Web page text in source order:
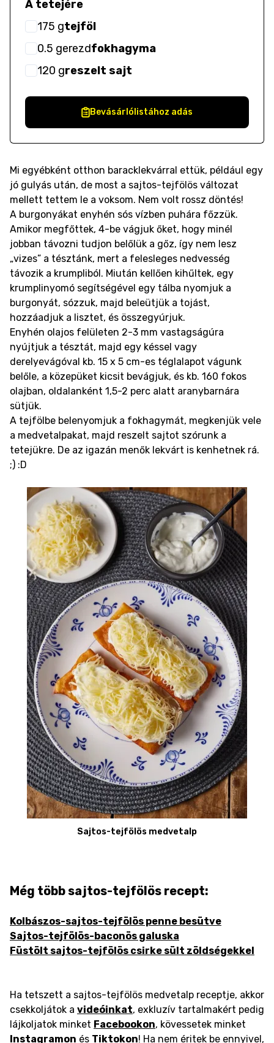
A tetejére
175 gtejföl
0.5 gerezdfokhagyma
120 greszelt sajt
Bevásárlólistához adás
Mi egyébként otthon baracklekvárral ettük, például egy
jó gulyás után, de most a sajtos-tejfölös változat
mellett tettem le a voksom. Nem volt rossz döntés!
A burgonyákat enyhén sós vízben puhára főzzük.
Amikor megfőttek, 4-be vágjuk őket, hogy minél
jobban távozni tudjon belőlük a gőz, így nem lesz
„vizes” a tésztánk, mert a felesleges nedvesség
távozik a krumpliból. Miután kellően kihűltek, egy
krumplinyomó segítségével egy tálba nyomjuk a
burgonyát, sózzuk, majd beleütjük a tojást,
hozzáadjuk a lisztet, és összegyúrjuk.
Enyhén olajos felületen 2-3 mm vastagságúra
nyújtjuk a tésztát, majd egy késsel vagy
derelyevágóval kb. 15 x 5 cm-es téglalapot vágunk
belőle, a közepüket kicsit bevágjuk, és kb. 160 fokos
olajban, oldalanként 1,5-2 perc alatt aranybarnára
sütjük.
A tejfölbe belenyomjuk a fokhagymát, megkenjük vele
a medvetalpakat, majd reszelt sajtot szórunk a
tetejükre. De az igazán menők lekvárt is kenhetnek rá.
;) :D
Sajtos-tejfölös medvetalp
Még több sajtos-tejfölös recept:
Kolbászos-sajtos-tejfölös penne besütve
Sajtos-tejfölös-baconös galuska
Füstölt sajtos-tejfölös csirke sült zöldségekkel
Ha tetszett a sajtos-tejfölös medvetalp receptje, akkor
csekkoljátok a videóinkat, exkluzív tartalmakért pedig
lájkoljatok minket Facebookon, kövessetek minket
Instagramon és Tiktokon! Ha nem éritek be ennyivel,